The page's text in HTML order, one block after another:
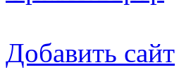
Добавить сайт